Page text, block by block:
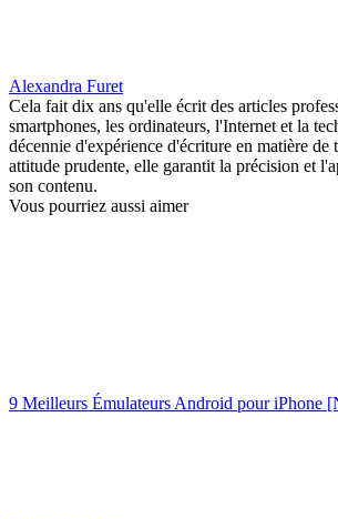
Alexandra Furet
Cela fait dix ans qu'elle écrit des articles
smartphones, les ordinateurs, l'Internet et la
décennie d'expérience d'écriture en matière de
attitude prudente, elle garantit la précision et
son contenu.
Vous pourriez aussi aimer
9 Meilleurs Émulateurs Android pour iPhone